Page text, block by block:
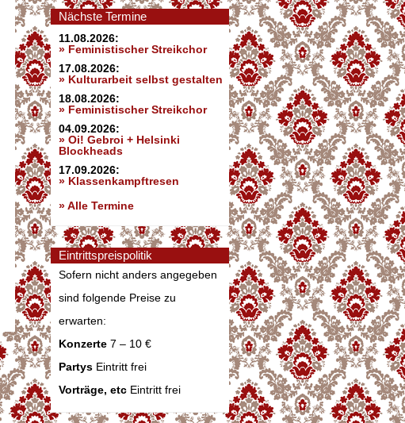
Nächste Termine
11.08.2026:
» Feministischer Streikchor
17.08.2026:
» Kulturarbeit selbst gestalten
18.08.2026:
» Feministischer Streikchor
04.09.2026:
» Oi! Gebroi + Helsinki
Blockheads
17.09.2026:
» Klassenkampftresen
» Alle Termine
Eintrittspreispolitik
Sofern nicht anders angegeben
sind folgende Preise zu
erwarten:
Konzerte 7 – 10 €
Partys Eintritt frei
Vorträge, etc Eintritt frei